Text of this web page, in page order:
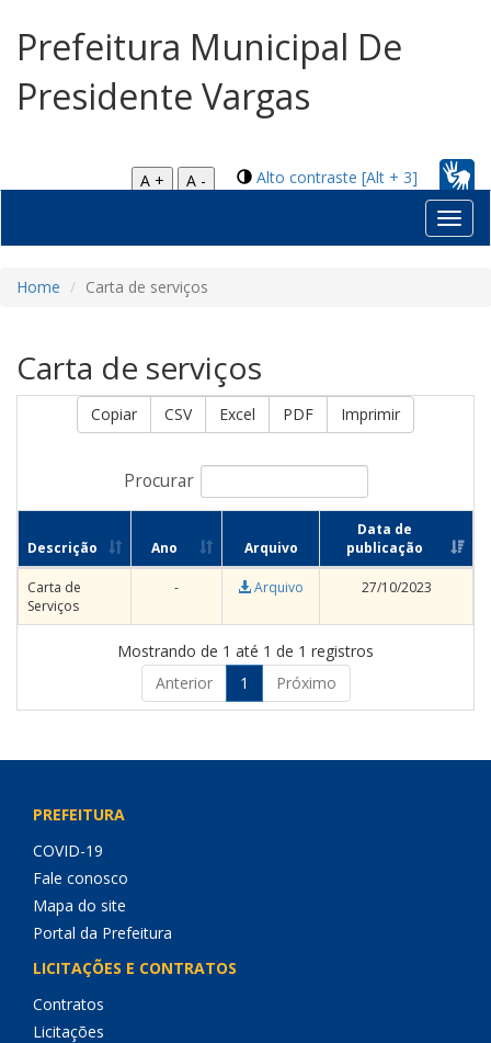
Prefeitura Municipal De
Presidente Vargas
Alto contraste [Alt + 3]
A +
A -
Home Carta de serviços
Carta de serviços
Copiar CSV Excel PDF Imprimir
Procurar
Descrição Ano Arquivo
Data de
publicação
Carta de
Serviços
- Arquivo 27/10/2023
Mostrando de 1 até 1 de 1 registros
Anterior
1 Próximo
PREFEITURA
COVID-19
Fale conosco
Mapa do site
Portal da Prefeitura
LICITAÇÕES E CONTRATOS
Contratos
Licitações